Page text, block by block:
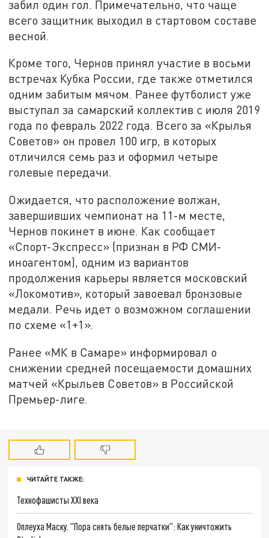
забил один гол. Примечательно, что чаще
всего защитник выходил в стартовом составе
весной.
Кроме того, Чернов принял участие в восьми
встречах Кубка России, где также отметился
одним забитым мячом. Ранее футболист уже
выступал за самарский коллектив с июля 2019
года по февраль 2022 года. Всего за «Крылья
Советов» он провел 100 игр, в которых
отличился семь раз и оформил четыре
голевые передачи.
Ожидается, что расположение волжан,
завершивших чемпионат на 11-м месте,
Чернов покинет в июне. Как сообщает
«Спорт-Экспресс» (признан в РФ СМИ-
иноагентом), одним из вариантов
продолжения карьеры является московский
«Локомотив», который завоевал бронзовые
медали. Речь идет о возможном соглашении
по схеме «1+1».
Ранее «МК в Самаре» информировал о
снижении средней посещаемости домашних
матчей «Крыльев Советов» в Российской
Премьер-лиге.
ЧИТАЙТЕ ТАКЖЕ:
Технофашисты XXI века
Оплеуха Маску. "Пора снять белые перчатки": Как уничтожить